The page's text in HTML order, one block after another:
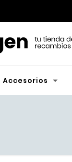
Accesorios